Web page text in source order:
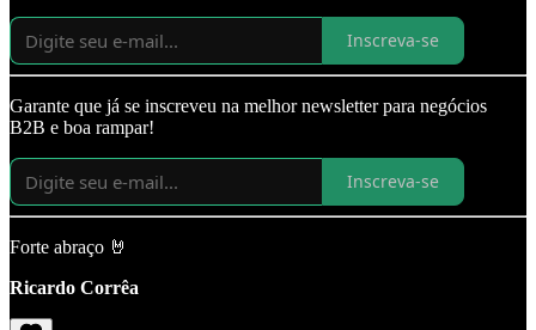
Inscreva-se
Garante que já se inscreveu na melhor newsletter para negócios
B2B e boa rampar!
Inscreva-se
Forte abraço 🤘
Ricardo Corrêa